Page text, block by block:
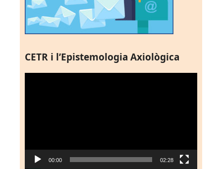
CETR i l’Epistemologia Axiològica
00:00 02:28